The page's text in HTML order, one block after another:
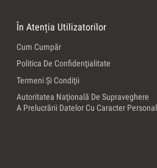
În Atenția Utilizatorilor
Cum Cumpăr
Politica De Confidenţialitate
Termeni Şi Condiţii
Autoritatea Naţională De Supraveghere
A Prelucrării Datelor Cu Caracter Personal